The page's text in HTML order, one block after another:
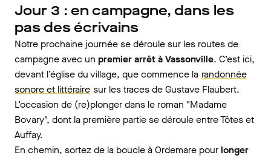
Jour 3 : en campagne, dans les
pas des écrivains
Notre prochaine journée se déroule sur les routes de
campagne avec un premier arrêt à Vassonville. C’est ici,
devant l’église du village, que commence la randonnée
sonore et littéraire sur les traces de Gustave Flaubert.
L’occasion de (re)plonger dans le roman "Madame
Bovary", dont la première partie se déroule entre Tôtes et
Auffay.
En chemin, sortez de la boucle à Ordemare pourlonger